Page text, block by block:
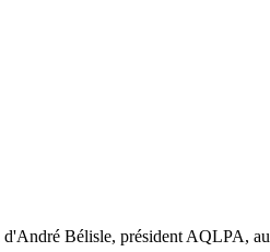
d'André Bélisle, président AQLPA, au